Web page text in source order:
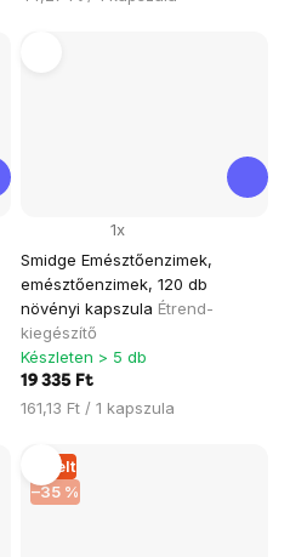
Smidge Emésztőenzimek,
emésztőenzimek, 120 db
növényi kapszula Étrend-
kiegészítő
1x
Készleten > 5 db
19 335 Ft
Egységár:
161,13 Ft / 1 kapszula
Elkelt
–35 %